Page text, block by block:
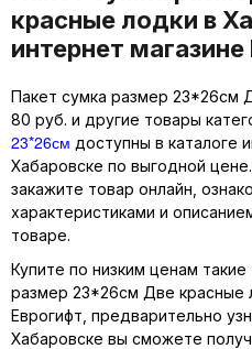
красные лодки в
интернет
Пакет сумка размер 23*26см
80 руб. и другие товары
23*26см доступны в каталоге
Хабаровске по выгодной
закажите товар онлайн,
характеристиками и
товаре.
Купите по низким ценам
размер 23*26см Две красные
Еврогифт, предварительно
Хабаровске вы сможете